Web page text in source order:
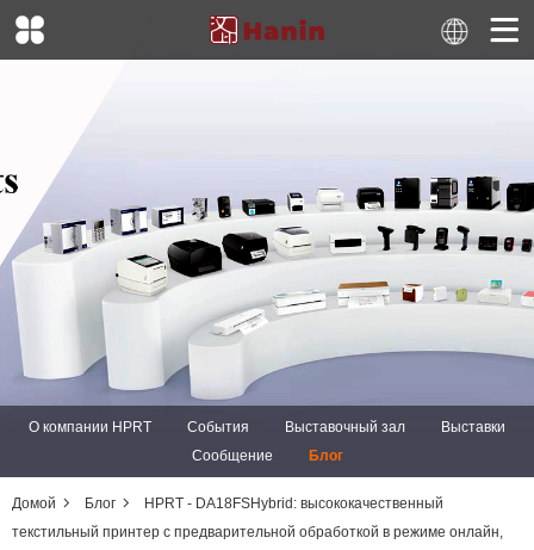
О компании HPRT События Выставочный зал
Выставки
Сообщение
Блог
Домой Блог
HPRT - DA18FSHybrid: высококачественный
текстильный принтер с предварительной обработкой в режиме онлайн,